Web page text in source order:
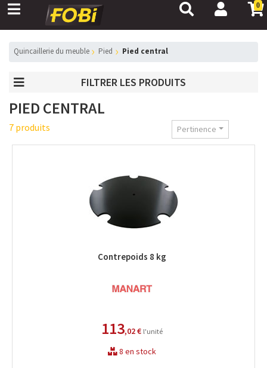
0
Quincaillerie du meuble Pied Pied central
FILTRER LES PRODUITS
PIED CENTRAL
7 produits Pertinence
Contrepoids 8 kg
113,02 € l'unité
8 en stock